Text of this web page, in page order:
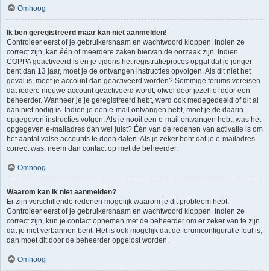
Omhoog
Ik ben geregistreerd maar kan niet aanmelden!
Controleer eerst of je gebruikersnaam en wachtwoord kloppen. Indien ze
correct zijn, kan één of meerdere zaken hiervan de oorzaak zijn. Indien
COPPA geactiveerd is en je tijdens het registratieproces opgaf dat je jonger
bent dan 13 jaar, moet je de ontvangen instructies opvolgen. Als dit niet het
geval is, moet je account dan geactiveerd worden? Sommige forums vereisen
dat iedere nieuwe account geactiveerd wordt, ofwel door jezelf of door een
beheerder. Wanneer je je geregistreerd hebt, werd ook medegedeeld of dit al
dan niet nodig is. Indien je een e-mail ontvangen hebt, moet je de daarin
opgegeven instructies volgen. Als je nooit een e-mail ontvangen hebt, was het
opgegeven e-mailadres dan wel juist? Één van de redenen van activatie is om
het aantal valse accounts te doen dalen. Als je zeker bent dat je e-mailadres
correct was, neem dan contact op met de beheerder.
Omhoog
Waarom kan ik niet aanmelden?
Er zijn verschillende redenen mogelijk waarom je dit probleem hebt.
Controleer eerst of je gebruikersnaam en wachtwoord kloppen. Indien ze
correct zijn, kun je contact opnemen met de beheerder om er zeker van te zijn
dat je niet verbannen bent. Het is ook mogelijk dat de forumconfiguratie fout is,
dan moet dit door de beheerder opgelost worden.
Omhoog